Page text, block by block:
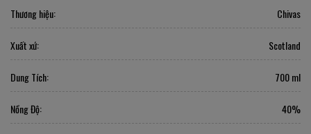
Thương hiệu: Chivas
Xuất xứ: Scotland
Dung Tích: 700 ml
Nồng Độ: 40%